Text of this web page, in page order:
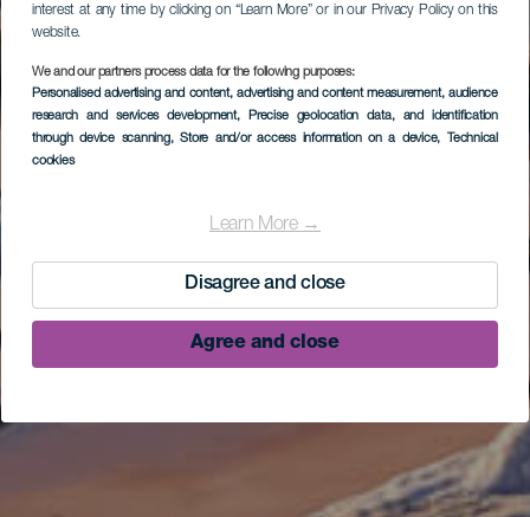
interest at any time by clicking on “Learn More” or in our Privacy Policy on this
website.
We and our partners process data for the following purposes:
Personalised advertising and content, advertising and content measurement, audience
research and services development, Precise geolocation data, and identification
through device scanning, Store and/or access information on a device, Technical
cookies
Learn More →
Disagree and close
Agree and close